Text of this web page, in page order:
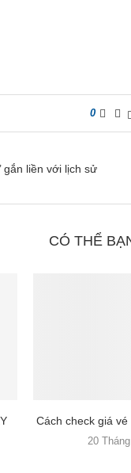
0
gắn liền với lịch sử
CÓ THỂ
Cách check giá vé
20